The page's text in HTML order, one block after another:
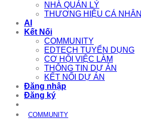
NHÀ QUẢN LÝ
THƯƠNG HIỆU CÁ NHÂN
AI
Kết Nối
COMMUNITY
EDTECH TUYỂN DỤNG
CƠ HỘI VIỆC LÀM
THÔNG TIN DỰ ÁN
KẾT NỐI DỰ ÁN
Đăng nhập
Đăng ký
COMMUNITY